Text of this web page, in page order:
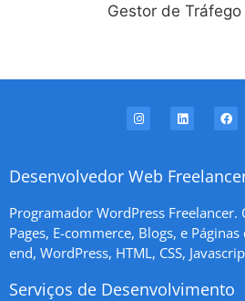
Gestor de
Desenvolvedor Web
Programador WordPress Freelancer.
Pages, E-commerce, Blogs, e
end, WordPress, HTML, CSS,
Serviços de Desenvolvimento